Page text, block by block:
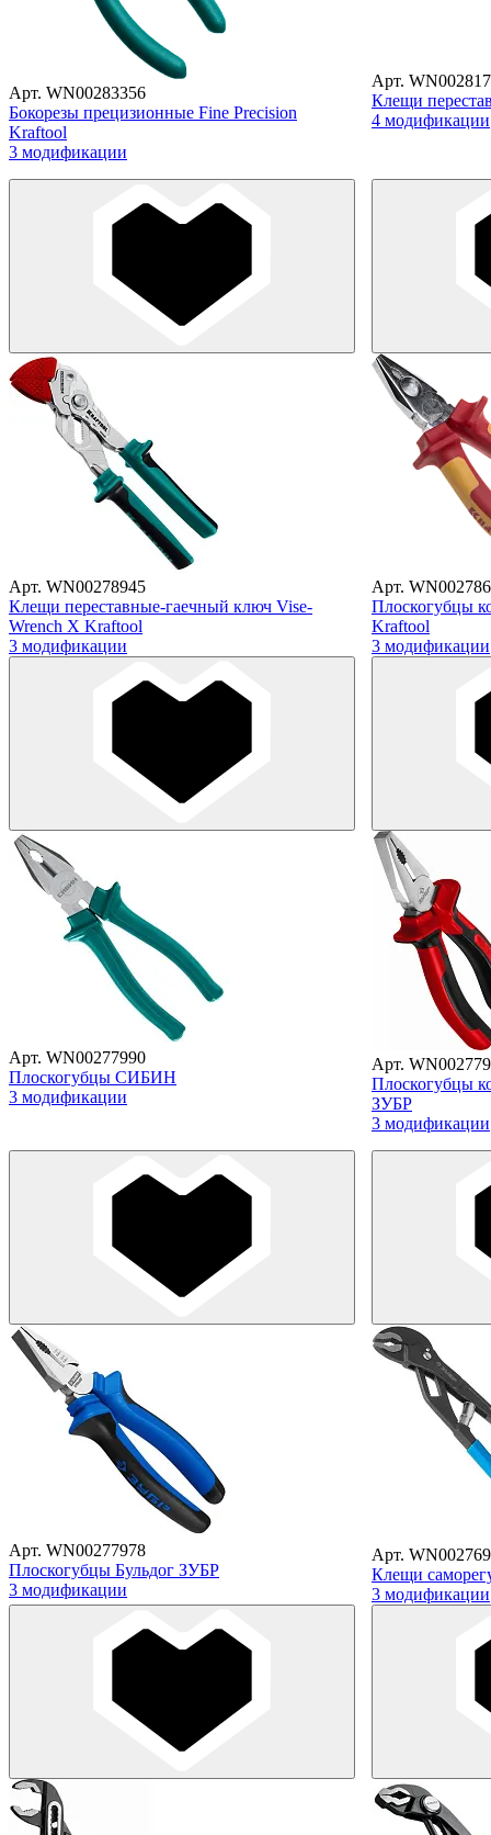
Арт. WN00283356
Бокорезы прецизионные Fine Precision
Kraftool
3 модификации
Арт.
Клещи
4 модификации
Арт. WN00278945
Клещи переставные-гаечный ключ Vise-
Wrench X Kraftool
3 модификации
Арт.
Плоскогубцы
Kraftool
3 модификации
Арт. WN00277990
Плоскогубцы СИБИН
3 модификации
Арт.
Плоскогубцы
ЗУБР
3 модификации
Арт. WN00277978
Плоскогубцы Бульдог ЗУБР
3 модификации
Арт.
Клещи
3 модификации